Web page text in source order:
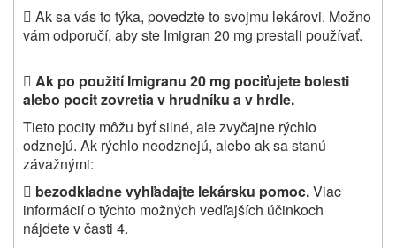
 Ak sa vás to týka, povedzte to svojmu lekárovi. Možno
vám odporučí, aby ste Imigran 20 mg prestali používať.
 Ak po použití Imigranu 20 mg pociťujete bolesti
alebo pocit zovretia v hrudníku a v hrdle.
Tieto pocity môžu byť silné, ale zvyčajne rýchlo
odznejú. Ak rýchlo neodznejú, alebo ak sa stanú
závažnými:
 bezodkladne vyhľadajte lekársku pomoc.Viac
informácií o týchto možných vedľajších účinkoch
nájdete v časti 4.